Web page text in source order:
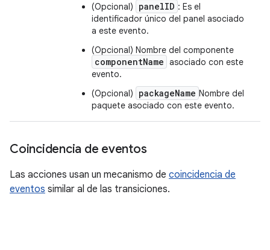
(Opcional)
panelID : Es el
identificador único del panel asociado
a este evento.
(Opcional) Nombre del componente
componentName asociado con este
evento.
(Opcional)
packageName Nombre del
paquete asociado con este evento.
Coincidencia de eventos
Las acciones usan un mecanismo de coincidencia de
eventos similar al de las transiciones.